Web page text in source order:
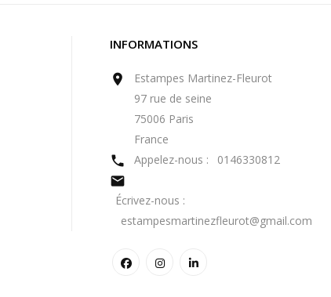
INFORMATIONS

Estampes Martinez-Fleurot
97 rue de seine
75006 Paris
France
 Appelez-nous : 0146330812

Écrivez-nous :
estampesmartinezfleurot@gmail.com